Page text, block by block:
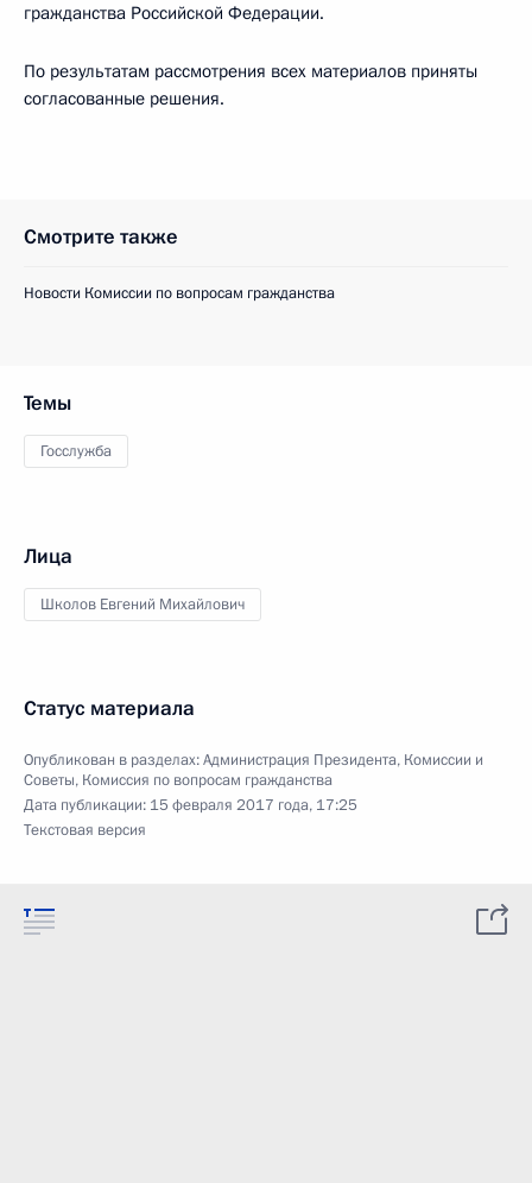
гражданства Российской Федерации.
По результатам рассмотрения всех материалов приняты
согласованные решения.
Смотрите также
Новости Комиссии по вопросам гражданства
Темы
Госслужба
Лица
Школов Евгений Михайлович
Статус материала
Опубликован в разделах:Администрация Президента, Комиссии и
Советы, Комиссия по вопросам гражданства
Дата публикации: 15 февраля 2017 года, 17:25
Текстовая версия